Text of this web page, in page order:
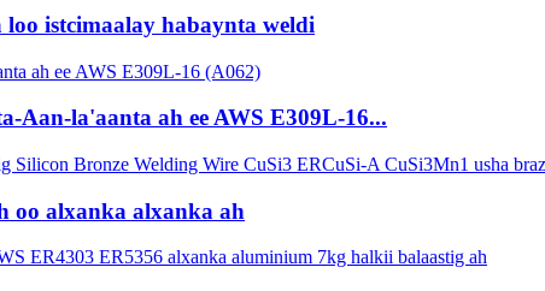
istcimaalay habaynta weldi
Aan-la'aanta ah ee AWS E309L-16...
oo alxanka alxanka ah